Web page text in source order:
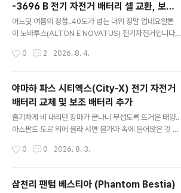
-3696 B 전기 자전거 배터리 셀 교환, 보조
배터리 추가
어느덧 여름의 정점..40도가 넘는 더위 정말 덥네요​알톤
이 노바투스(ALTON E NOVATUS) 전기자전거입니다​휠
는 전압이 36V에 용량이 250W입니다배터리는 삼성 셀
없어도 될 것 같구요자전거 도로도 주행이 가능할 것 같습
니다​배터리가 수명을 다해 보내오셨는데요일반적인 알톤
자전거와 같이 SM3696-B가 장착됩니다​배터리는 하부
프레임에 매립형으로 장착됩니다​분리된 배터리 모습이구
요​KC 안전 인증을 획득한 합법적인 배터리구요모델명은
와 같이 꽤 많습니다​2016년 형 스트롤, 시티, 이 노바투스
0 2 2026. 8. 4.
야마하 파스 시티엑스(City-X) 전기 자전거
배터리 교체 및 보조 배터리 추가
줄기차게 비 내리던 장마가 끝나니 무섭도록 뜨거운 태양..
아스팔트 도로 위에 올라 서면 불가마 속에 들어앉은 것 같
요​야마하 시티엑스 전기자전거입니다​휠이 20인치로 비교
들도 이용이 큰 불편 없이 이용할 수 있을 것으로 예상되며
모터는 24V에 240W로 소비전류가 낮아장거리 주행 대
0 0 2026. 8. 3.
삼천리 팬텀 베스티아 (Phantom Bestia)